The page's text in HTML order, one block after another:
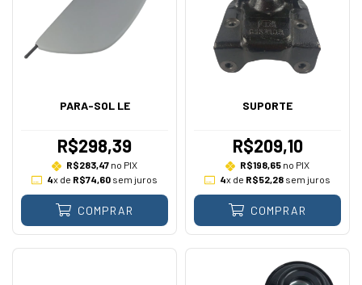
PARA-SOL LE
R$298,39
R$283,47 no PIX
4x de R$74,60 sem juros
COMPRAR
SUPORTE
R$209,10
R$198,65 no PIX
4x de R$52,28 sem juros
COMPRAR